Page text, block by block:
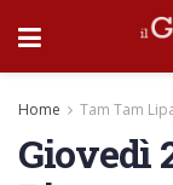
Home Tam Tam
Giovedì